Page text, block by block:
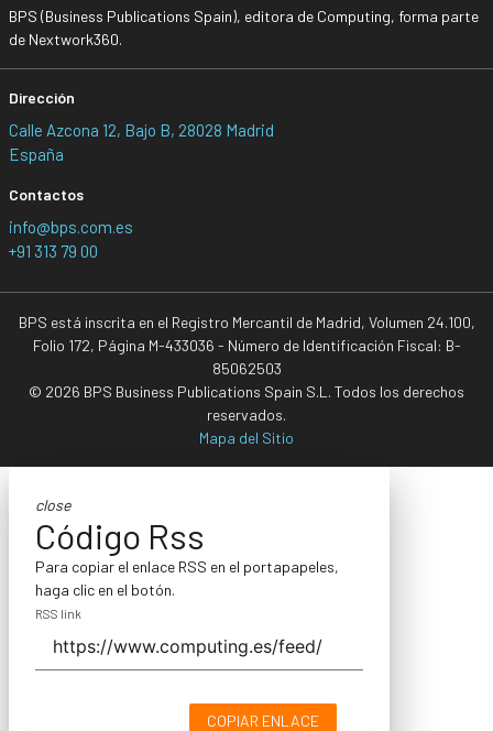
BPS (Business Publications Spain), editora de Computing, forma parte
de Nextwork360.
Dirección
Calle Azcona 12, Bajo B, 28028 Madrid
España
Contactos
info@bps.com.es
+91 313 79 00
BPS está inscrita en el Registro Mercantil de Madrid, Volumen 24.100,
Folio 172, Página M-433036 - Número de Identificación Fiscal: B-
85062503
© 2026 BPS Business Publications Spain S.L. Todos los derechos
reservados.
Mapa del Sitio
close
Código Rss
Para copiar el enlace RSS en el portapapeles,
haga clic en el botón.
RSS link
COPIAR ENLACE